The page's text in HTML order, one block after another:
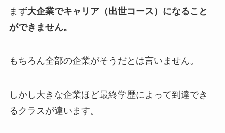
まず大企業でキャリア（出世コース）になること
ができません。
もちろん全部の企業がそうだとは言いません。
しかし大きな企業ほど最終学歴によって到達でき
るクラスが違います。